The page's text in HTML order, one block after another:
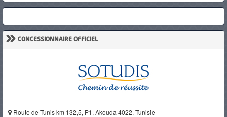
» CONCESSIONNAIRE OFFICIEL
Route de Tunis km 132,5, P1, Akouda 4022, Tunisie